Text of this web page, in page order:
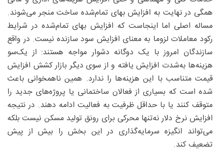
همگی در نهایت به افزایش بهای تمام‌شده ساخت منجر می‌شوند.
مساله اصلی اما اینجاست که افزایش بهای تمام‌شده در شرایط
رکود معاملات لزوما به معنای افزایش سود سازنده نیست. در واقع
سازندگان امروز با یک دوگانه دشوار مواجه‌ هستند: از یک‌سو
هزینه‌ها به‌شدت افزایش یافته و از سوی دیگر بازار کشش افزایش
قیمت متناسب با این هزینه‌ها را ندارد. همین ناهمخوانی باعث
شده است که بسیاری از فعالان ساختمانی یا پروژه‌های جدید را
متوقف کنند یا با حداقل ظرفیت به فعالیت ادامه دهند. در نتیجه
افزایش نرخ دلار نه‌تنها محرکی برای رونق تولید مسکن نیست بلکه
می‌تواند انگیزه سرمایه‌گذاری در این بخش را بیش از پیش
تضعیف کند.